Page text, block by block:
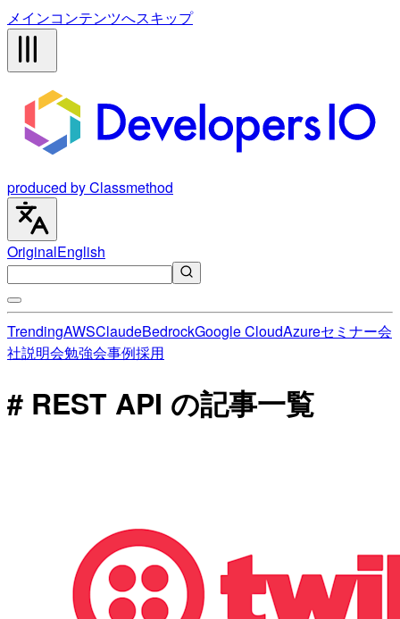
メインコンテンツへスキップ
produced by Classmethod
OriginalEnglish
TrendingAWSClaudeBedrockGoogle CloudAzureセミナー会
社説明会勉強会事例採用
# REST API の記事一覧